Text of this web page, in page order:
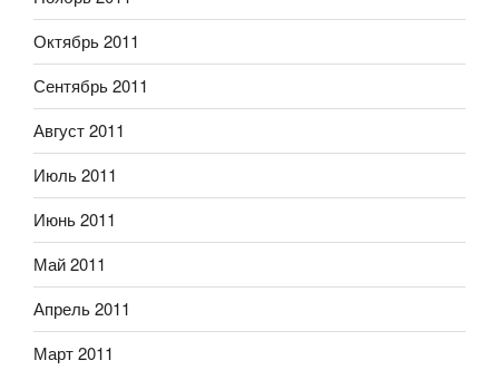
Октябрь 2011
Сентябрь 2011
Август 2011
Июль 2011
Июнь 2011
Май 2011
Апрель 2011
Март 2011